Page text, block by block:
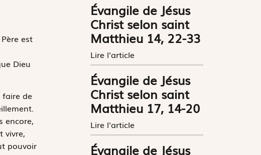
est
Dieu
faire de
encore,
vivre,
pouvoir
Évangile de Jésus
Christ selon saint
Matthieu 14, 22-33
Lire l'article
Évangile de Jésus
Christ selon saint
Matthieu 17, 14-20
Lire l'article
Évangile de Jésus